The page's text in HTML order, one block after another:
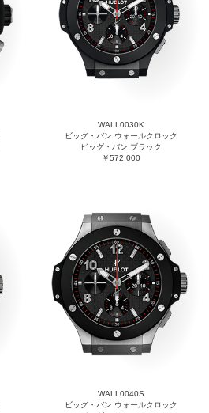
WALL0030K
ビッグ・バン ウォールクロック
ビッグ・バン ブラック
￥572,000
WALL0040S
ビッグ・バン ウォールクロック